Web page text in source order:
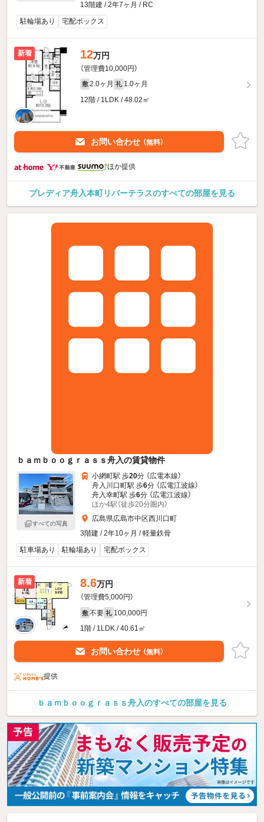
13階建 / 2年7ヶ月 / RC
駐輪場あり
宅配ボックス
新着 12万円
（管理費10,000円）
敷 2.0ヶ月 礼 1.0ヶ月
12階 / 1LDK / 48.02㎡
お問い合わせ （無料）
ほか提供
プレディア舟入本町リバーテラスのすべての部屋を見る
ｂａｍｂｏｏｇｒａｓｓ舟入の賃貸物件
すべての写真
小網町駅 歩20分 （広電本線）
舟入川口町駅 歩6分 （広電江波線）
舟入幸町駅 歩6分 （広電江波線）
ほか4駅（徒歩20分圏内）
広島県広島市中区西川口町
3階建 / 2年10ヶ月 / 軽量鉄骨
駐車場あり
駐輪場あり 宅配ボックス
新着 8.6万円
（管理費5,000円）
敷 不要 礼 100,000円
1階 / 1LDK / 40.61㎡
お問い合わせ （無料）
提供
ｂａｍｂｏｏｇｒａｓｓ舟入のすべての部屋を見る